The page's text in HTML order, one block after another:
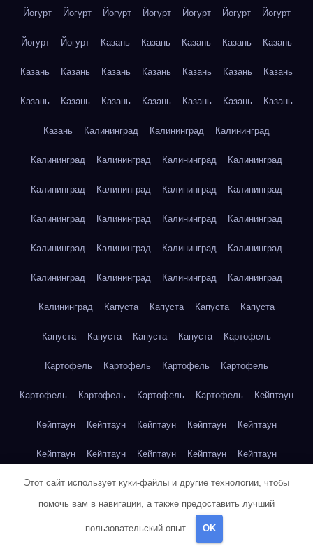
Йогурт Йогурт Йогурт Йогурт Йогурт Йогурт Йогурт
Йогурт Йогурт Казань Казань Казань Казань Казань
Казань Казань Казань Казань Казань Казань Казань
Казань Казань Казань Казань Казань Казань Казань
Казань Калининград Калининград Калининград
Калининград Калининград Калининград Калининград
Калининград Калининград Калининград Калининград
Калининград Калининград Калининград Калининград
Калининград Калининград Калининград Калининград
Калининград Калининград Калининград Калининград
Калининград Капуста Капуста Капуста Капуста
Капуста Капуста Капуста Капуста Картофель
Картофель Картофель Картофель Картофель
Картофель Картофель Картофель Картофель Кейптаун
Кейптаун Кейптаун Кейптаун Кейптаун Кейптаун
Кейптаун Кейптаун Кейптаун Кейптаун Кейптаун
Кейптаун Кейптаун Кейптаун Кейптаун Кейптаун
Кейптаун
Клубника
Этот сайт использует куки-файлы и другие технологии, чтобы
помочь вам в навигации, а также предоставить лучший
пользовательский опыт. OK